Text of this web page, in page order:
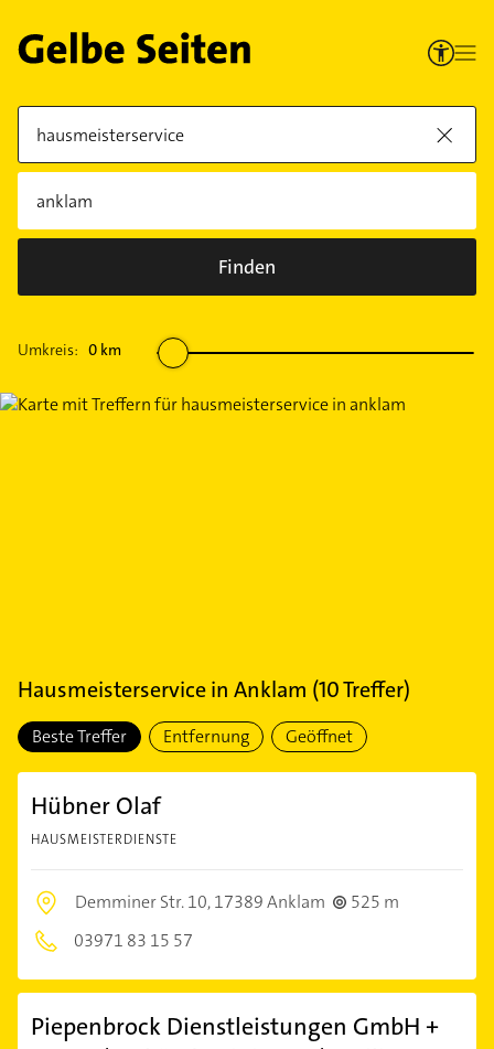
Finden
Umkreis: 0 km
Hausmeisterservicein Anklam (10Treffer)
Beste Treffer Entfernung Geöffnet
Hübner Olaf
HAUSMEISTERDIENSTE
Demminer Str. 10,17389 Anklam
525 m
03971 83 15 57
Piepenbrock Dienstleistungen GmbH +